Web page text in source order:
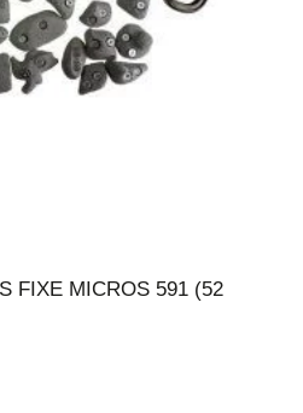
FIXE MICROS 591 (52